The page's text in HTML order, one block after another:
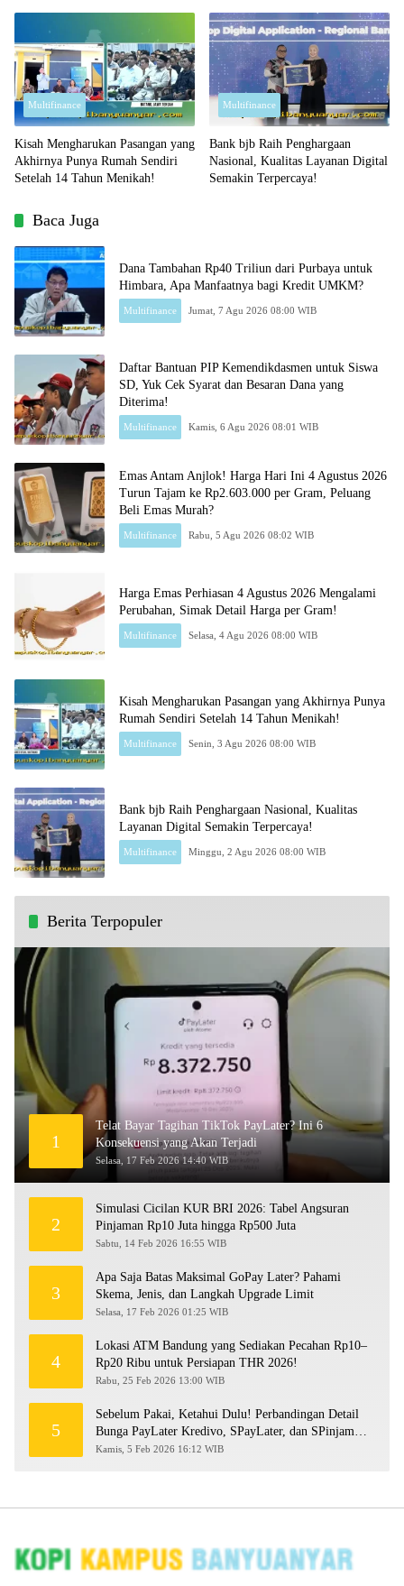
Multifinance
Kisah Mengharukan Pasangan yang
Akhirnya Punya Rumah Sendiri
Setelah 14 Tahun Menikah!
Multifinance
Bank bjb Raih Penghargaan
Nasional, Kualitas Layanan Digital
Semakin Terpercaya!
Baca Juga
Dana Tambahan Rp40 Triliun dari Purbaya untuk
Himbara, Apa Manfaatnya bagi Kredit UMKM?
Multifinance Jumat, 7 Agu 2026 08:00 WIB
Daftar Bantuan PIP Kemendikdasmen untuk Siswa
SD, Yuk Cek Syarat dan Besaran Dana yang
Diterima!
Multifinance Kamis, 6 Agu 2026 08:01 WIB
Emas Antam Anjlok! Harga Hari Ini 4 Agustus 2026
Turun Tajam ke Rp2.603.000 per Gram, Peluang
Beli Emas Murah?
Multifinance Rabu, 5 Agu 2026 08:02 WIB
Harga Emas Perhiasan 4 Agustus 2026 Mengalami
Perubahan, Simak Detail Harga per Gram!
Multifinance Selasa, 4 Agu 2026 08:00 WIB
Kisah Mengharukan Pasangan yang Akhirnya Punya
Rumah Sendiri Setelah 14 Tahun Menikah!
Multifinance Senin, 3 Agu 2026 08:00 WIB
Bank bjb Raih Penghargaan Nasional, Kualitas
Layanan Digital Semakin Terpercaya!
Multifinance Minggu, 2 Agu 2026 08:00 WIB
Berita Terpopuler
1
Telat Bayar Tagihan TikTok PayLater? Ini 6
Konsekuensi yang Akan Terjadi
Selasa, 17 Feb 2026 14:40 WIB
2
Simulasi Cicilan KUR BRI 2026: Tabel Angsuran
Pinjaman Rp10 Juta hingga Rp500 Juta
Sabtu, 14 Feb 2026 16:55 WIB
3
Apa Saja Batas Maksimal GoPay Later? Pahami
Skema, Jenis, dan Langkah Upgrade Limit
Selasa, 17 Feb 2026 01:25 WIB
4
Lokasi ATM Bandung yang Sediakan Pecahan Rp10–
Rp20 Ribu untuk Persiapan THR 2026!
Rabu, 25 Feb 2026 13:00 WIB
5
Sebelum Pakai, Ketahui Dulu! Perbandingan Detail
Bunga PayLater Kredivo, SPayLater, dan SPinjam
2026
Kamis, 5 Feb 2026 16:12 WIB